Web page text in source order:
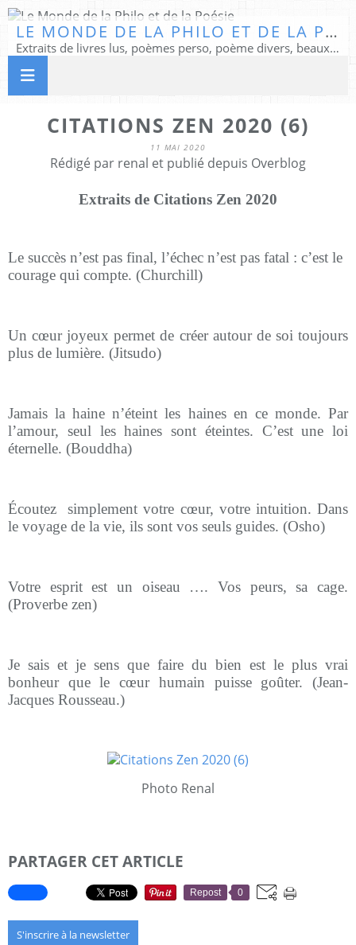
LE MONDE DE LA PHILO ET DE LA POÉSIE
Extraits de livres lus, poèmes perso, poème divers, beaux textes...
CITATIONS ZEN 2020 (6)
11 MAI 2020
Rédigé par renal et publié depuis Overblog
Extraits de Citations Zen 2020
Le succès n’est pas final, l’échec n’est pas fatal : c’est le
courage qui compte. (Churchill)
Un cœur joyeux permet de créer autour de soi toujours
plus de lumière. (Jitsudo)
Jamais la haine n’éteint les haines en ce monde. Par
l’amour, seul les haines sont éteintes. C’est une loi
éternelle. (Bouddha)
Écoutez
simplement votre cœur, votre intuition. Dans
le voyage de la vie, ils sont vos seuls guides. (Osho)
Votre esprit est un oiseau …. Vos peurs, sa cage.
(Proverbe zen)
Je sais et je sens que faire du bien est le plus vrai
bonheur que le cœur humain puisse goûter. (Jean-
Jacques Rousseau.)
Photo Renal
PARTAGER CET ARTICLE
Repost 0
S'inscrire à la newsletter